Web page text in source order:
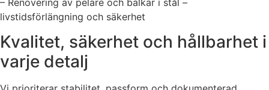
livstidsförlängning och säkerhet
Kvalitet, säkerhet och hållbarhet i
varje detalj